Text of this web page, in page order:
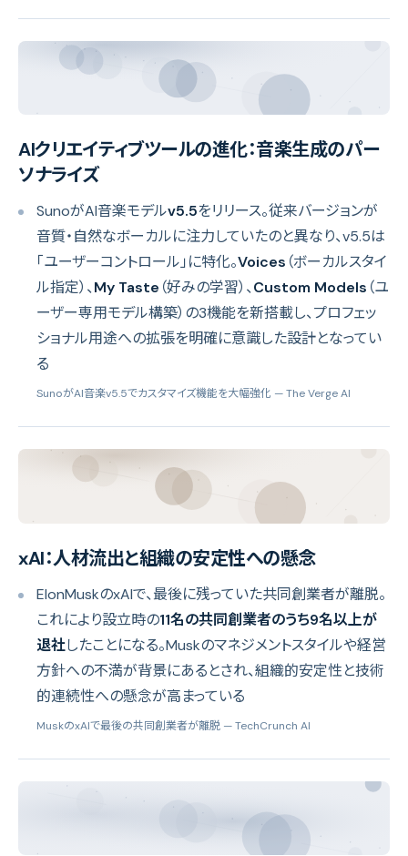
AIクリエイティブツールの進化：音楽生成のパー
ソナライズ
SunoがAI音楽モデルv5.5をリリース。従来バージョンが
音質・自然なボーカルに注力していたのと異なり、v5.5は
「ユーザーコントロール」に特化。Voices （ボーカルスタイ
ル指定）、My Taste （好みの学習）、Custom Models （ユ
ーザー専用モデル構築）の3機能を新搭載し、プロフェッ
ショナル用途への拡張を明確に意識した設計となってい
る
SunoがAI音楽v5.5でカスタマイズ機能を大幅強化 — The Verge AI
xAI：人材流出と組織の安定性への懸念
ElonMuskのxAIで、最後に残っていた共同創業者が離脱。
これにより設立時の11名の共同創業者のうち9名以上が
退社したことになる。Muskのマネジメントスタイルや経営
方針への不満が背景にあるとされ、組織的安定性と技術
的連続性への懸念が高まっている
MuskのxAIで最後の共同創業者が離脱 — TechCrunch AI